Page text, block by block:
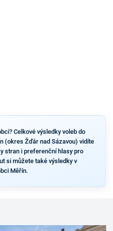
Celkové výsledky voleb do
(okres Žďár nad Sázavou) vidíte
stran i preferenční hlasy pro
si můžete také výsledky v
Měřín.